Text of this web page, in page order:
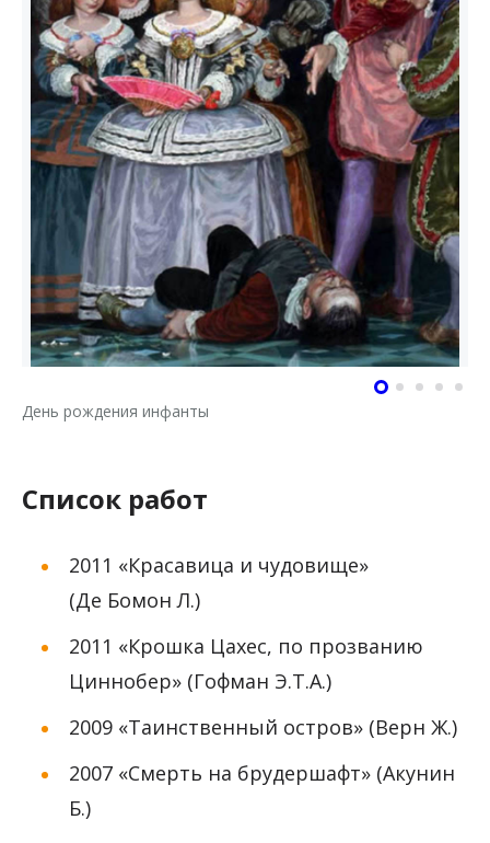
День рождения инфанты
Список работ
2011 «Красавица и чудовище»
(Де Бомон Л.)
2011 «Крошка Цахес, по прозванию
Циннобер» (Гофман Э.Т.А.)
2009 «Таинственный остров» (Верн Ж.)
2007 «Смерть на брудершафт» (Акунин
Б.)